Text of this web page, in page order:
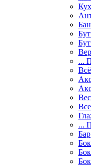
...
...
Бар